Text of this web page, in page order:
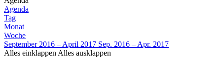
Agenda
Tag
Monat
Woche
September 2016 – April 2017 Sep. 2016 – Apr. 2017
Alles einklappenAlles ausklappen